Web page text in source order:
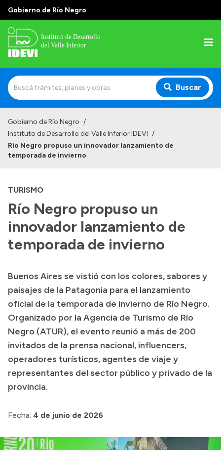
Gobierno de Río Negro
Buscar
Institucional
Normativa
Historia
Gobierno de Río Negro /
Instituto de Desarrollo del Valle Inferior IDEVI /
Río Negro propuso un innovador lanzamiento de
temporada de invierno
TURISMO
Río Negro propuso un
innovador lanzamiento de
temporada de invierno
Buenos Aires se vistió con los colores, sabores y
paisajes de la Patagonia para el lanzamiento
oficial de la temporada de invierno de Río Negro.
Organizado por la Agencia de Turismo de Río
Negro (ATUR), el evento reunió a más de 200
invitados de la prensa nacional, influencers,
operadores turísticos, agentes de viaje y
representantes del sector público y privado de la
provincia.
Fecha: 4 de junio de 2026